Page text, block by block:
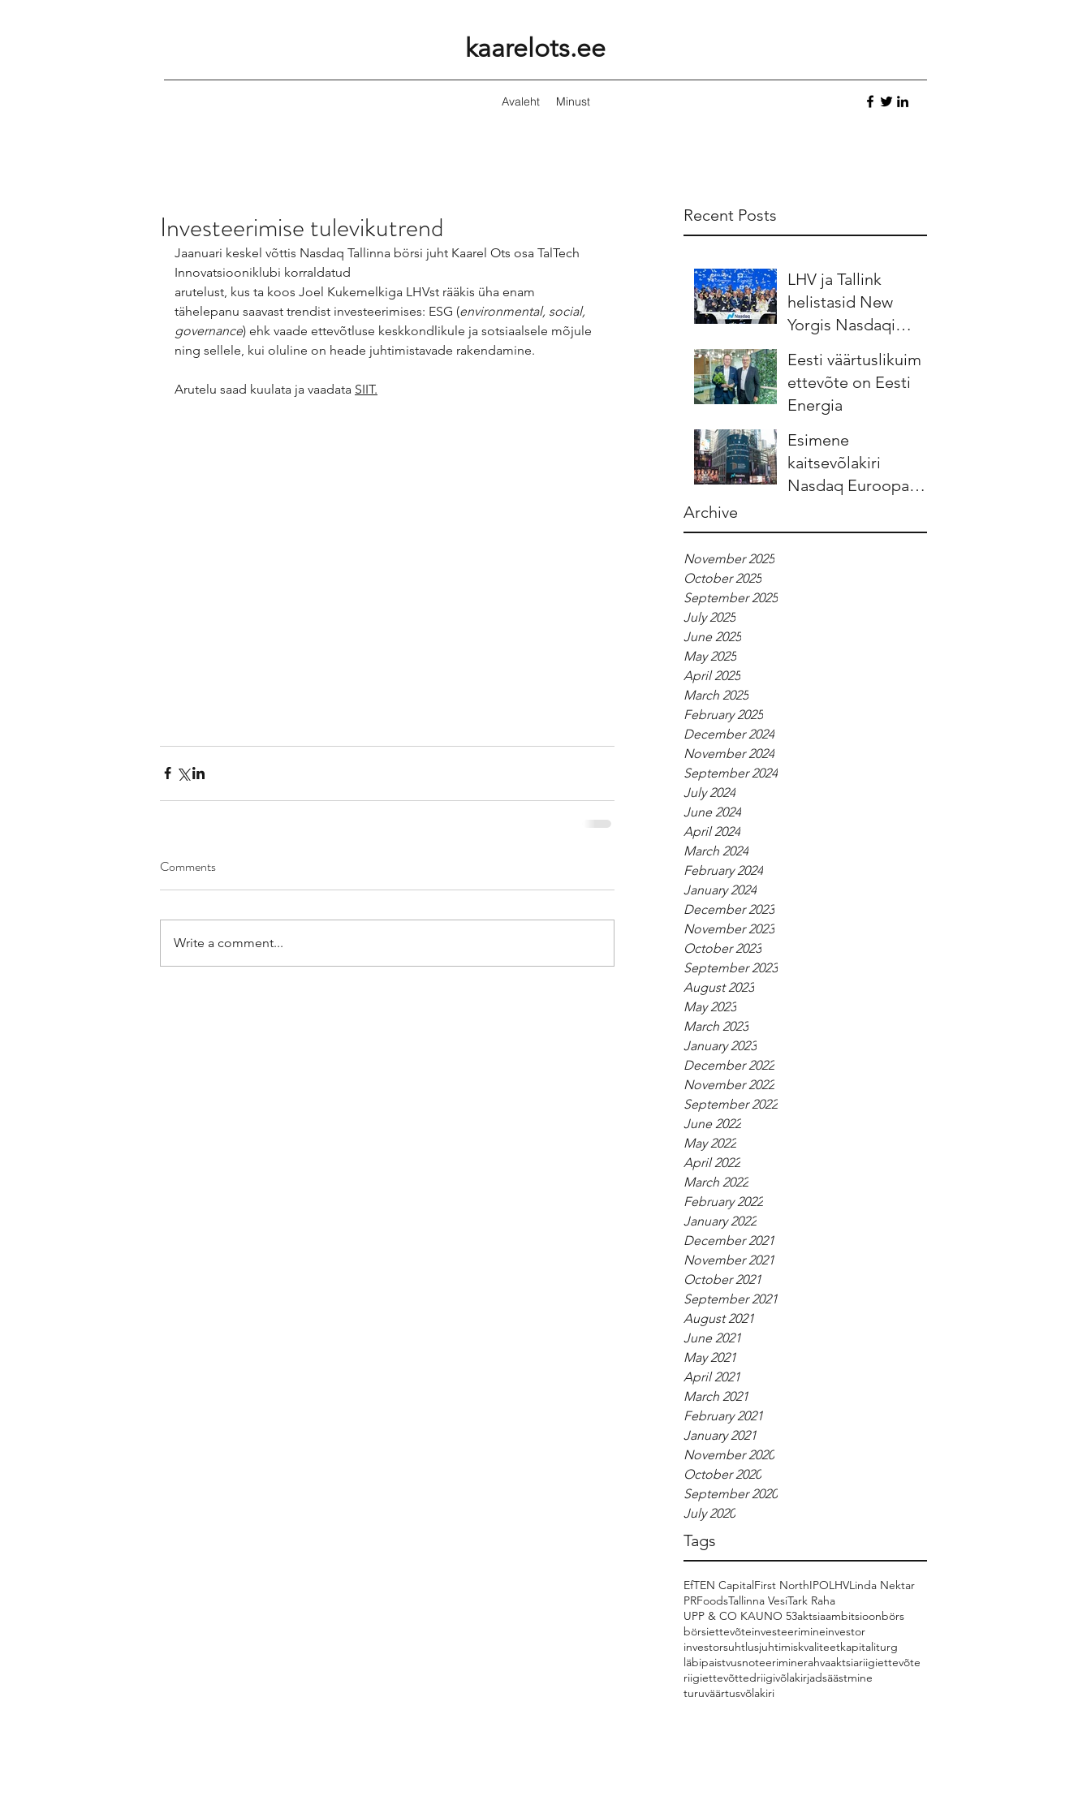
kaarelots.ee
Avaleht Minust
Recent Posts
LHV ja Tallink
helistasid New
Yorgis Nasdaqi
Eesti väärtuslikuim
ettevõte on Eesti
Energia
Esimene
kaitsevõlakiri
Nasdaq Euroopa
Leedust
Archive
November 2025
October 2025
September 2025
July 2025
June 2025
May 2025
April 2025
March 2025
February 2025
December 2024
November 2024
September 2024
July 2024
June 2024
April 2024
March 2024
February 2024
January 2024
December 2023
November 2023
October 2023
September 2023
August 2023
May 2023
March 2023
January 2023
December 2022
November 2022
September 2022
June 2022
May 2022
April 2022
March 2022
February 2022
January 2022
December 2021
November 2021
October 2021
September 2021
August 2021
June 2021
May 2021
April 2021
March 2021
February 2021
January 2021
November 2020
October 2020
September 2020
July 2020
Tags
EfTEN CapitalFirst NorthIPOLHVLinda Nektar
PRFoodsTallinna VesiTark Raha
UPP & CO KAUNO 53aktsiaambitsioonbörs
börsiettevõteinvesteerimineinvestor
investorsuhtlusjuhtimiskvaliteetkapitaliturg
läbipaistvusnoteeriminerahvaaktsiariigiettevõte
riigiettevõttedriigivõlakirjadsäästmine
turuväärtusvõlakiri
Investeerimise tulevikutrend
Jaanuari keskel võttis Nasdaq Tallinna börsi juht Kaarel Ots osa TalTech
Innovatsiooniklubi korraldatud
arutelust, kus ta koos Joel Kukemelkiga LHVst rääkis üha enam
tähelepanu saavast trendist investeerimises: ESG (environmental, social,
governance) ehk vaade ettevõtluse keskkondlikule ja sotsiaalsele mõjule
ning sellele, kui oluline on heade juhtimistavade rakendamine.
Arutelu saad kuulata ja vaadata SIIT.
Comments
Write a comment...